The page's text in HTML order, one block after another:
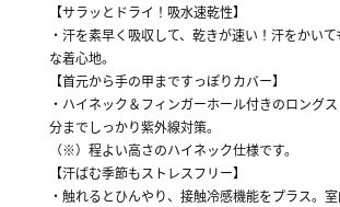
【サラッとドライ！吸水速乾性】
・汗を素早く吸収して、乾きが速い！汗をかい
な着心地。
【首元から手の甲まですっぽりカバー】
・ハイネック＆フィンガーホール付きのロング
分までしっかり紫外線対策。
（※）程よい高さのハイネック仕様です。
【汗ばむ季節もストレスフリー】
・触れるとひんやり、接触冷感機能をプラス。